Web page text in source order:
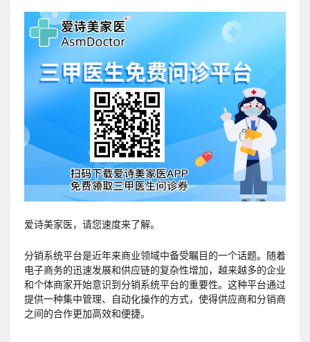
爱诗美家医，请您速度来了解。
分销系统平台是近年来商业领域中备受瞩目的一个话题。随着
电子商务的迅速发展和供应链的复杂性增加，越来越多的企业
和个体商家开始意识到分销系统平台的重要性。这种平台通过
提供一种集中管理、自动化操作的方式，使得供应商和分销商
之间的合作更加高效和便捷。